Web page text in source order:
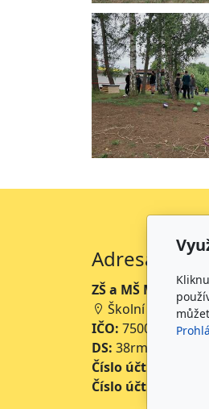
Adresa
ZŠ a MŠ Mikoláše
Školní 234, 398
IČO: 75001063
DS: 38rmpke
Číslo účtu školy:
Číslo účtu jídelny: